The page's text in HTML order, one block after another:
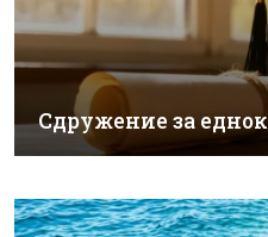
Сдружение за